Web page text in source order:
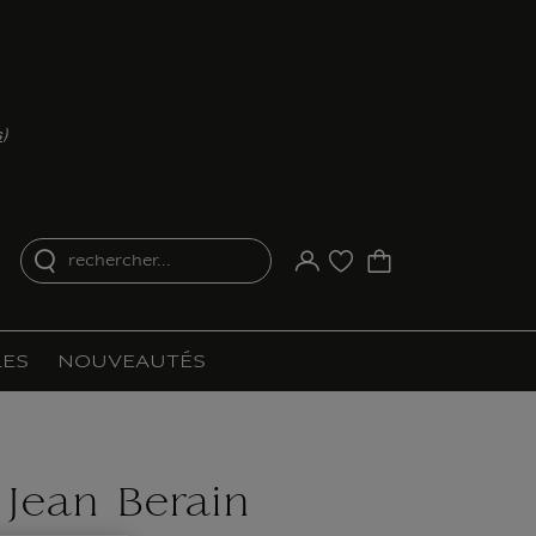
)
rechercher...
Votre compte
Liste d'achat
NOUVEAUTÉS
Berain